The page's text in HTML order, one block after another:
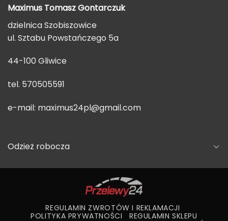
Maximus TomaszGontarczuk
dzielnica Szobiszowice
ul. Sztabu Powstańczego 5a
44-100 Gliwice
tel. 570505591
e-mail: maximus24pl@gmail.com
Odzież robocza
REGULAMIN ZWROTÓW I REKLAMACJI
POLITYKA PRYWATNOŚCI
REGULAMIN SKLEPU